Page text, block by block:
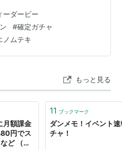
は被りだなあ・・・残念(´-ω-
っちはファインモーション
ころ。 さあこい！！！ こち
み。 とりあえず1凸は出来た
ーダービー
#確定ガチャ
ノムテキ
もっと見る
月額課金
円でス
ど （ね
11 ブックマーク
ダンメモ！イベント
チャ！